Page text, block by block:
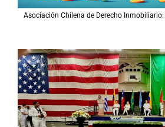
Asociación Chilena de Derecho